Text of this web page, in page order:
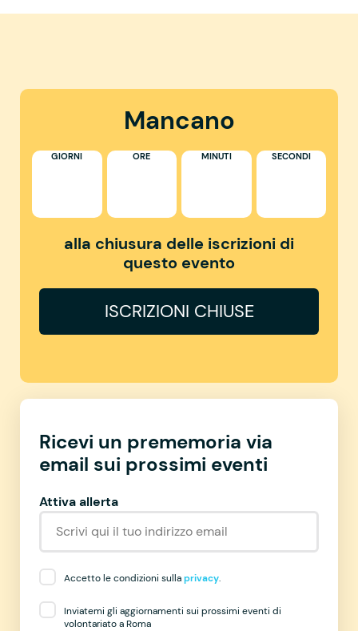
Mancano
GIORNI ORE MINUTI SECONDI
alla chiusura delle iscrizioni di
questo evento
ISCRIZIONI CHIUSE
Ricevi un prememoria via
email sui prossimi eventi
Attiva allerta
Accetto le condizioni sullaprivacy.
Inviatemi gli aggiornamenti sui prossimi eventi di
volontariato a Roma